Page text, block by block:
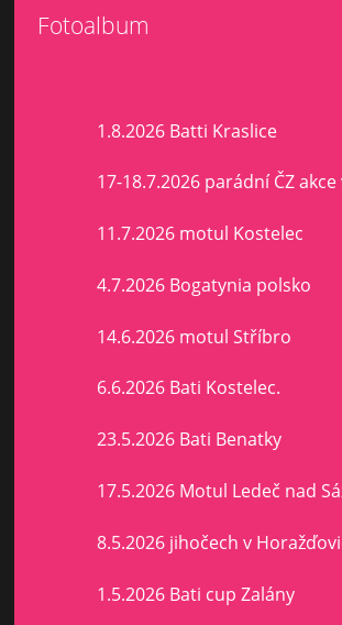
Fotoalbum
1.8.2026 Batti Kraslice
17-18.7.2026 parádní ČZ
11.7.2026 motul Kostelec
4.7.2026 Bogatynia polsko
14.6.2026 motul Stříbro
6.6.2026 Bati Kostelec.
23.5.2026 Bati Benatky
17.5.2026 Motul Ledeč nad
8.5.2026 jihočech v
1.5.2026 Bati cup Zalány